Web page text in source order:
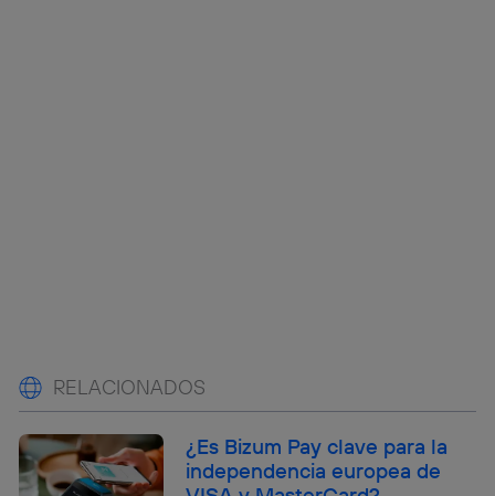
RELACIONADOS
¿Es Bizum Pay clave para la
independencia europea de